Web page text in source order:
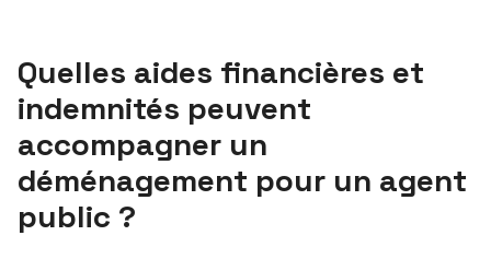
Quelles aides financières et
indemnités peuvent
accompagner un
déménagement pour un agent
public ?